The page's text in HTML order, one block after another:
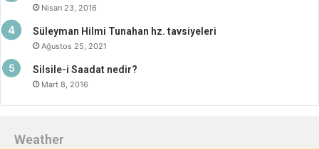
Nisan 23, 2016
Süleyman Hilmi Tunahan hz. tavsiyeleri
Ağustos 25, 2021
Silsile-i Saadat nedir?
Mart 8, 2016
Weather